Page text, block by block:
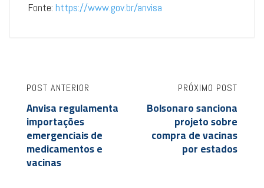
Fonte: https://www.gov.br/anvisa
POST ANTERIOR
Anvisa regulamenta
importações
emergenciais de
medicamentos e
vacinas
PRÓXIMO POST
Bolsonaro sanciona
projeto sobre
compra de vacinas
por estados